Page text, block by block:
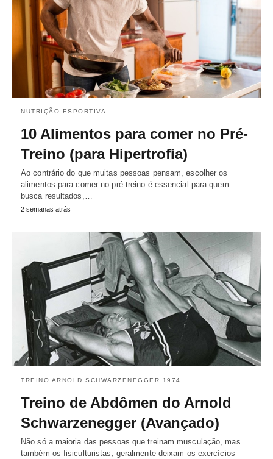
NUTRIÇÃO ESPORTIVA
10 Alimentos para comer no Pré-
Treino (para Hipertrofia)
Ao contrário do que muitas pessoas pensam, escolher os
alimentos para comer no pré-treino é essencial para quem
busca resultados,…
2 semanas atrás
TREINO ARNOLD SCHWARZENEGGER 1974
Treino de Abdômen do Arnold
Schwarzenegger (Avançado)
Não só a maioria das pessoas que treinam musculação, mas
também os fisiculturistas, geralmente deixam os exercícios